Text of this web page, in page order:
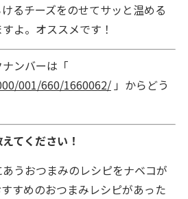
るチーズをのせてサッと温める
よ。オススメです！
ンバーは「
001/660/1660062/」からどう
てください！
うおつまみのレシピをナベコが
すめのおつまみレシピがあった